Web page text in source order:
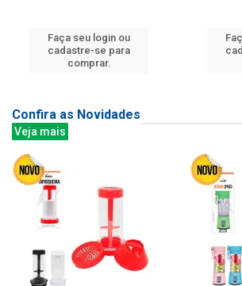
Faça seu login ou
cadastre-se para
comprar.
Confira as Novidades
Veja mais